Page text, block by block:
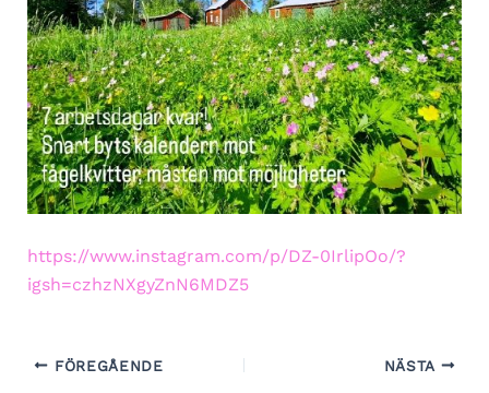
https://www.instagram.com/p/DZ-0IrlipOo/?
igsh=czhzNXgyZnN6MDZ5
FÖREGÅENDE NÄSTA